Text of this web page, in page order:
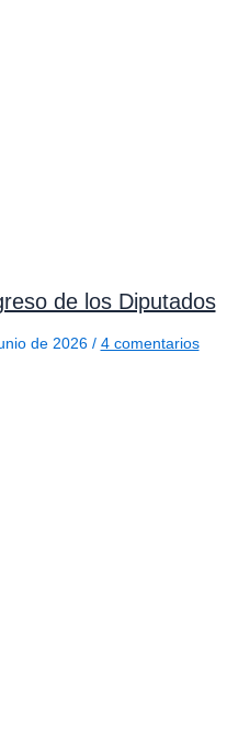
de los Diputados
de 2026 / 4 comentarios